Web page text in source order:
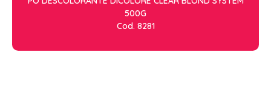
MASCARAS MANUTENCAO
MOUSSE
PENTES
500G
Cod. 8281